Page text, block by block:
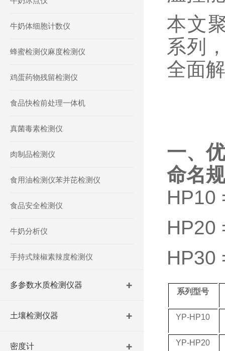
本文
系列
全面
一、
命名
HP10
HP20
HP30
系列型号
YP-HP10
YP-HP20
牛奶体细胞计数仪
蜂蜜检测仪麻度检测仪
鸡蛋药物残留检测仪
食品快检前处理一体机
真菌毒素检测仪
肉制品检测仪
食用油检测仪苯并芘检测仪
食品安全检测仪
牛奶分析仪
手持式辣椒素辣度检测仪
多参数水质检测仪器
土壤检测仪器
密度计